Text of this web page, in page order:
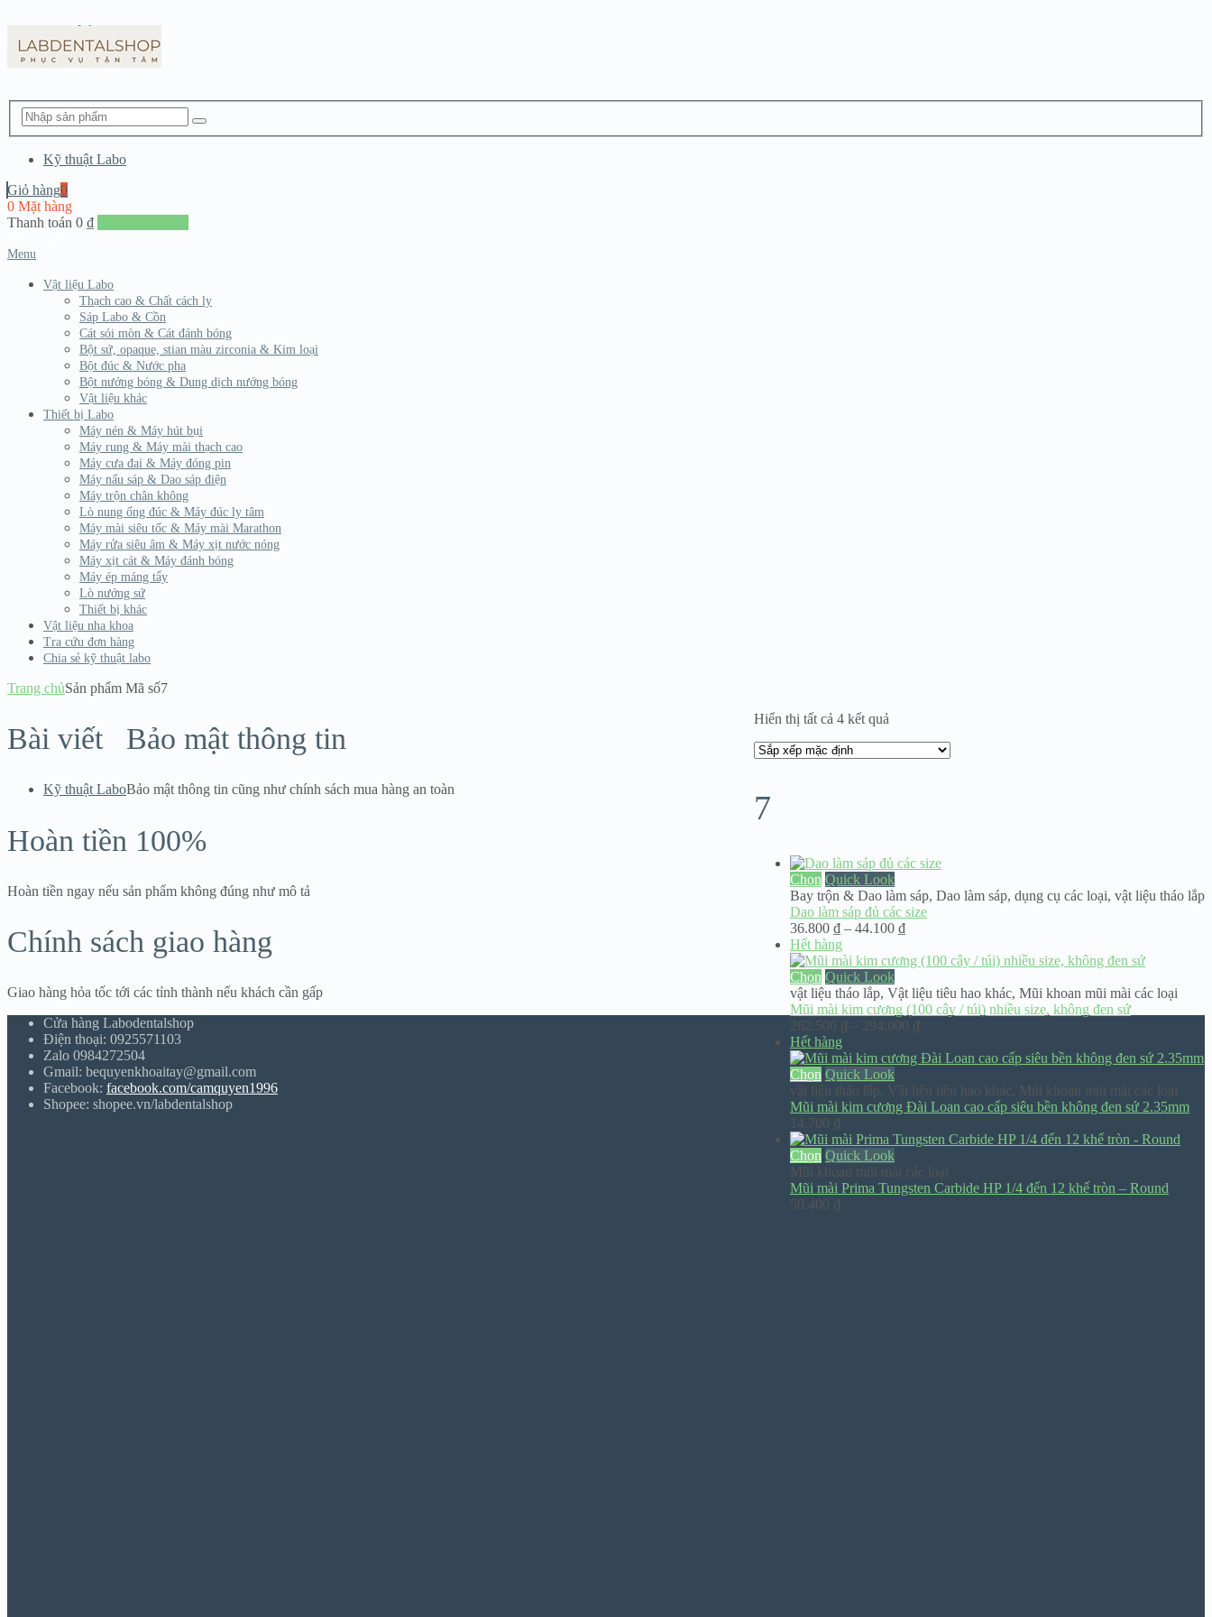
Kỹ thuật Labo
Giỏ hàng0
0 Mặt hàng
Thanh toán 0 ₫
Menu
Vật liệu Labo
Thạch cao & Chất cách ly
Sáp Labo & Cồn
Cát sói mòn & Cát đánh bóng
Bột sứ, opaque, stian màu zirconia & Kim loại
Bột đúc & Nước pha
Bột nướng bóng & Dung dịch nướng bóng
Vật liệu khác
Thiết bị Labo
Máy nén & Máy hút bụi
Máy rung & Máy mài thạch cao
Máy cưa đai & Máy đóng pin
Máy nấu sáp & Dao sáp điện
Máy trộn chân không
Lò nung ống đúc & Máy đúc ly tâm
Máy mài siêu tốc & Máy mài Marathon
Máy rửa siêu âm & Máy xịt nước nóng
Máy xịt cát & Máy đánh bóng
Máy ép máng tẩy
Lò nướng sứ
Thiết bị khác
Vật liệu nha khoa
Tra cứu đơn hàng
Chia sẻ kỹ thuật labo
Trang chủSản phẩm Mã số7
Hiển thị tất cả 4 kết quả
7
Chọn Quick Look
Bay trộn & Dao làm sáp, Dao làm sáp, dụng cụ các loại, vật liệu tháo lắp
Dao làm sáp đủ các size
36.800 ₫ – 44.100 ₫Khoảng
từ
đến
44.100 ₫
Hết hàng
Chọn Quick Look
vật liệu tháo lắp, Vật liệu tiêu hao khác, Mũi khoan mũi mài các loại
Mũi mài kim cương (100 cây / túi) nhiều size, không đen sứ
262.500 ₫ – 294.000 ₫
từ
đến
294.000 ₫
Hết hàng
Chọn Quick Look
vật liệu tháo lắp, Vật liệu tiêu hao khác, Mũi khoan mũi mài các loại
Mũi mài kim cương Đài Loan cao cấp siêu bền không đen sứ 2.35mm
14.700 ₫
Chọn Quick Look
Mũi khoan mũi mài các loại
Mũi mài Prima Tungsten Carbide HP 1/4 đến 12 khế tròn – Round
50.400 ₫
Bài viết
Kỹ thuật Labo
Bảo mật thông tin
Bảo mật thông tin cũng như chính sách mua hàng an toàn
Hoàn tiền 100%
Hoàn tiền ngay nếu sản phẩm không đúng như mô tả
Chính sách giao hàng
Giao hàng hỏa tốc tới các tỉnh thành nếu khách cần gấp
Cửa hàng Labodentalshop
Điện thoại: 0925571103
Zalo 0984272504
Gmail: bequyenkhoaitay@gmail.com
Facebook: facebook.com/camquyen1996
Shopee: shopee.vn/labdentalshop